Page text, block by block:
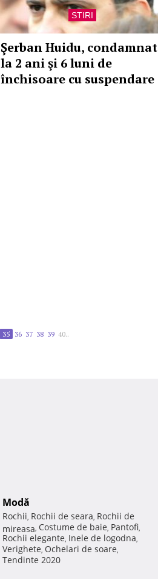
STIRI
Şerban Huidu, condamnat
la 2 ani şi 6 luni de
închisoare cu suspendare
35 36 37 38 39 40..
Modă
Rochii, Rochii de seara, Rochii de
mireasa, Costume de baie, Pantofi,
Rochii elegante, Inele de logodna,
Verighete, Ochelari de soare,
Tendinte 2020